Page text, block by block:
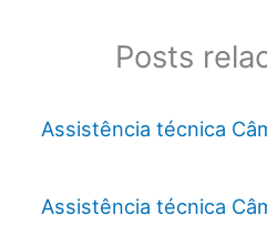
Posts
Assistência técnica
Assistência técnica